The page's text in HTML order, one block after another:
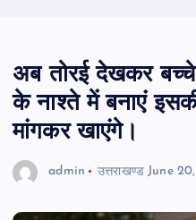
अब तोरई देखकर बच्चे
के नाश्ते में बनाएं
मांगकर खाएंगे।
admin उत्तराखण्ड June